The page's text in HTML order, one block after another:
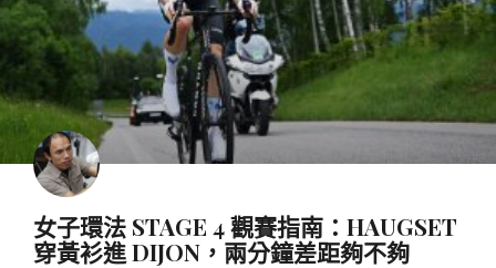
女子環法 STAGE 4 觀賽指南：HAUGSET
穿黃衫進 DIJON，兩分鐘差距夠不夠